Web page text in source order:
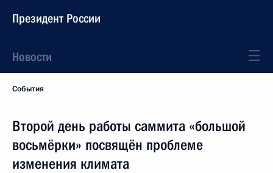
Президент России
Новости
События
Второй день работы саммита «большой
восьмёрки» посвящён проблеме
изменения климата